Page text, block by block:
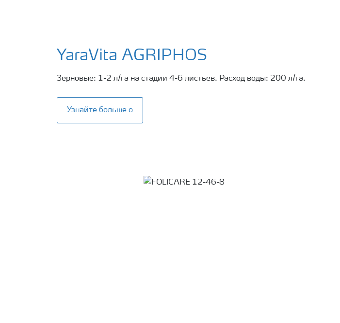
YaraVita AGRIPHOS
Зерновые: 1-2 л/га на стадии 4-6 листьев. Расход воды: 200 л/га.
Узнайте больше о